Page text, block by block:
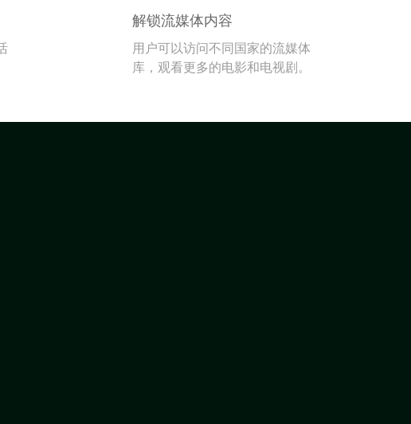
解锁流媒体内容
用户可以访问不同国家的流媒体
库，观看更多的电影和电视剧。